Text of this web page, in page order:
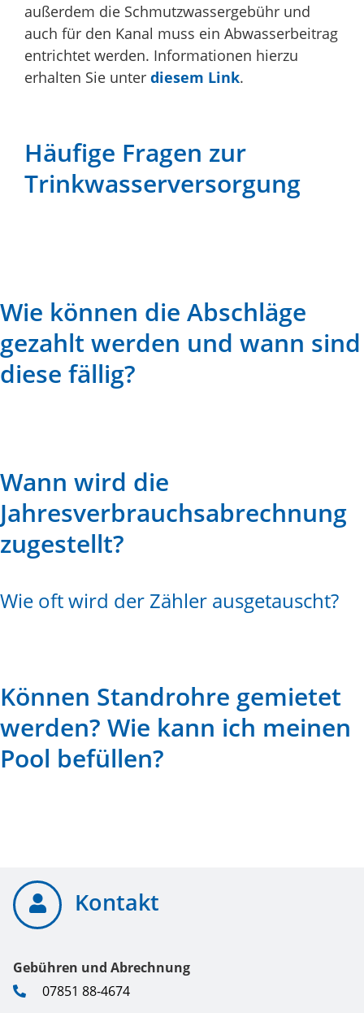
außerdem die Schmutzwassergebühr und
auch für den Kanal muss ein Abwasserbeitrag
entrichtet werden. Informationen hierzu
erhalten Sie unter diesem Link.
Häufige Fragen zur
Trinkwasserversorgung
Wie können die Abschläge
gezahlt werden und wann sind
diese fällig?
Wann wird die
Jahresverbrauchsabrechnung
zugestellt?
Wie oft wird der Zähler ausgetauscht?
Können Standrohre gemietet
werden? Wie kann ich meinen
Pool befüllen?
Kontakt
Gebühren und Abrechnung
07851 88-4674